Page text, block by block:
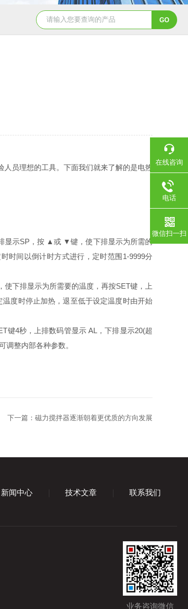
员理想的工具。下面我们就来了解的是电热
显示SP，按 ▲或 ▼键，使下排显示为所需的
时间以倒计时方式进行，定时范围1-9999分
下排显示为所需要的温度，再按SET键，上
度时停止加热，退至低于设定温度时由开始
4秒，上排数码管显示 AL，下排显示20(超
调整内部各种参数。
下一篇： 磁力搅拌器逐渐朝着更优质的方向发展
新闻中心 技术文章 联系我们
业务咨询微信
在线咨询
电话
微信扫一扫